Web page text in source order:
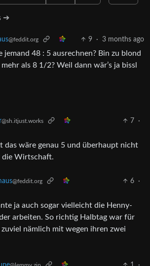
➔
@feddit.org 9 · 3 months ago
jemand 48 : 5 ausrechnen? Bin zu blond
als 8 1/2? Weil dann wär’s ja bissl
@sh.itjust.works 7
·
das wäre genau 5 und überhaupt nicht
Wirtschaft.
@feddit.org 6
·
ja auch sogar vielleicht die Henny-
arbeiten. So richtig Halbtag war für
nämlich mit wegen ihren zwei